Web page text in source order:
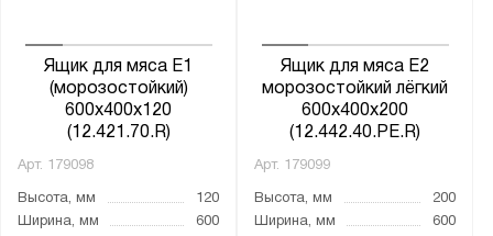
Ящик для мяса Е1
(морозостойкий)
600х400х120
(12.421.70.R)
Арт. 179098
Высота, мм
120
Ширина, мм
600
Ящик для мяса Е2
морозостойкий лёгкий
600х400х200
(12.442.40.PE.R)
Арт. 179099
Высота, мм
200
Ширина, мм
600